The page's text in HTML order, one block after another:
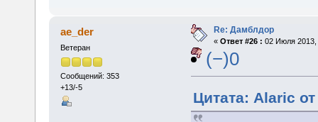
ae_der
Ветеран
Сообщений: 353
+13/-5
Re: Дамблдор
« Ответ #26 : 02 Июля 2013,
(−)0
Цитата: Alaric